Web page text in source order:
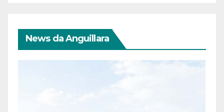
News da Anguillara